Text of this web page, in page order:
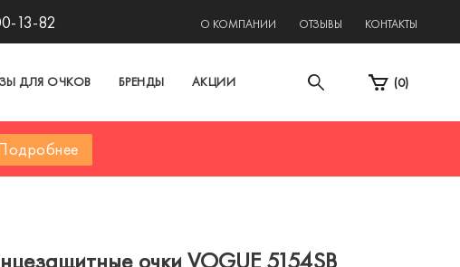
13-82 О КОМПАНИИ ОТЗЫВЫ КОНТАКТЫ
ДЛЯ ОЧКОВ БРЕНДЫ АКЦИИ (0)
очки VOGUE 5154SB